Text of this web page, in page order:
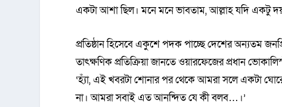
একটা আশা ছিল। মনে মনে ভাবতাম, আল্লাহ যদি একটু
প্রতিষ্ঠান হিসেবে একুশে পদক পাচ্ছে দেশের অন্যতম
তাৎক্ষণিক প্রতিক্রিয়া জানতে ওয়ারফেজের প্রধান
‘হ্যাঁ, এই খবরটা শোনার পর থেকে আমরা সলে একটা
না। আমরা সবাই এত আনন্দিত যে কী বলব…।’